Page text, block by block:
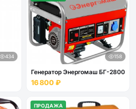
434 158
Генератор Энергомаш БГ-2800
16 800 ₽
ПРОДАЖА